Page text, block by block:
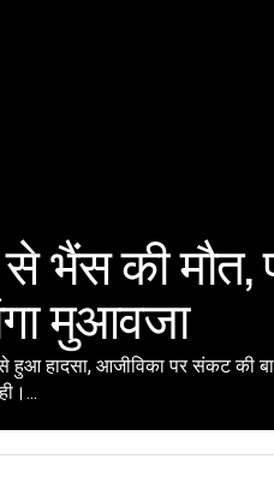
भैंस की मौत,
मुआवजा
हुआ हादसा, आजीविका पर संकट की